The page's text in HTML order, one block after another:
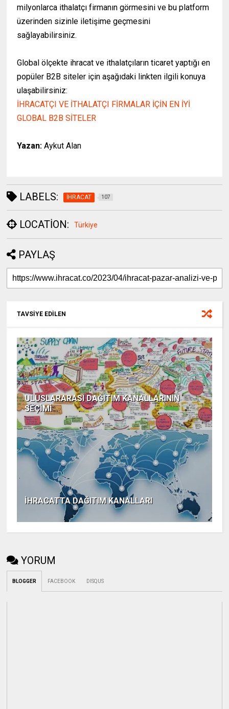
milyonlarca ithalatçı firmanın görmesini ve bu platform
üzerinden sizinle iletişime geçmesini
sağlayabilirsiniz.
Global ölçekte ihracat ve ithalatçıların ticaret yaptığı en
popüler B2B siteler için aşağıdaki linkten ilgili konuya
ulaşabilirsiniz:
İHRACATÇI VE İTHALATÇI FİRMALAR İÇİN EN İYİ
GLOBAL B2B SİTELER
Yazan:Aykut Alan
LABELS: İHRACAT 107
LOCATION: Türkiye
PAYLAŞ
TAVSİYE EDİLEN
ULUSLARARASI DAĞITIM KANALLARININ
SEÇİMİ
İHRACATTA DAĞITIM KANALLARI
YORUM
BLOGGER FACEBOOK DISQUS